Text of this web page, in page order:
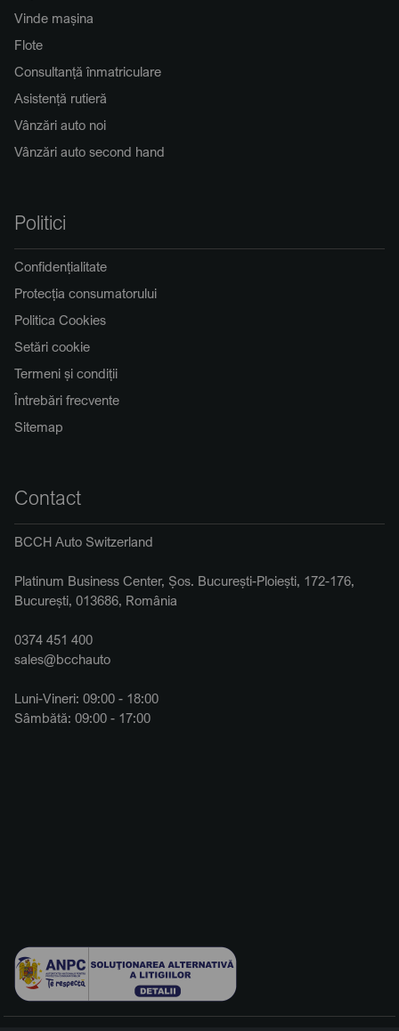
Vinde mașina
Flote
Consultanță înmatriculare
Asistență rutieră
Vânzări auto noi
Vânzări auto second hand
Politici
Confidențialitate
Protecția consumatorului
Politica Cookies
Setări cookie
Termeni și condiții
Întrebări frecvente
Sitemap
Contact
BCCH Auto Switzerland
Platinum Business Center, Șos. București-Ploiești, 172-176,
București, 013686, România
0374 451 400
sales@bcchauto
Luni-Vineri: 09:00 - 18:00
Sâmbătă: 09:00 - 17:00